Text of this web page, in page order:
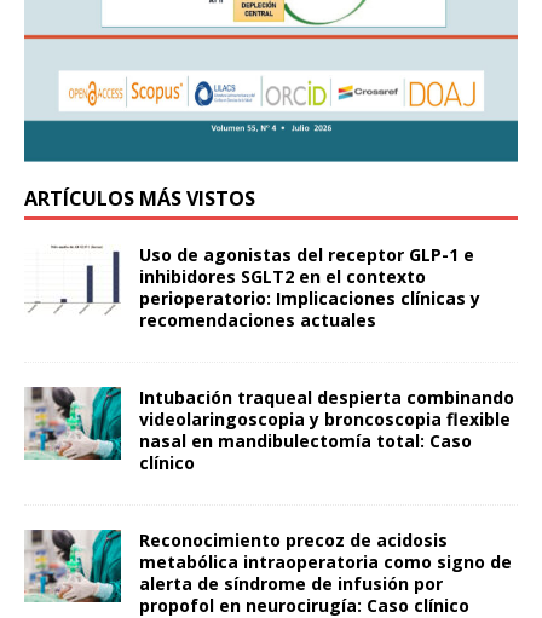
ARTÍCULOS MÁS VISTOS
Uso de agonistas del receptor GLP-1 e
inhibidores SGLT2 en el contexto
perioperatorio: Implicaciones clínicas y
recomendaciones actuales
Intubación traqueal despierta combinando
videolaringoscopia y broncoscopia flexible
nasal en mandibulectomía total: Caso
clínico
Reconocimiento precoz de acidosis
metabólica intraoperatoria como signo de
alerta de síndrome de infusión por
propofol en neurocirugía: Caso clínico